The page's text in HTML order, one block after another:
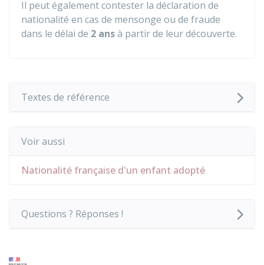
Il peut également contester la déclaration de
nationalité en cas de mensonge ou de fraude
dans le délai de 2 ansà partir de leur découverte.
Textes de référence
Voir aussi
Nationalité française d'un enfant adopté
Questions ? Réponses !